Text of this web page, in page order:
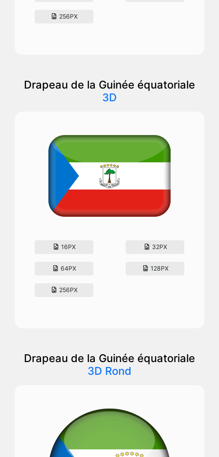
256PX
Drapeau de la Guinée équatoriale
3D
16PX 32PX
64PX 128PX
256PX
Drapeau de la Guinée équatoriale
3D Rond